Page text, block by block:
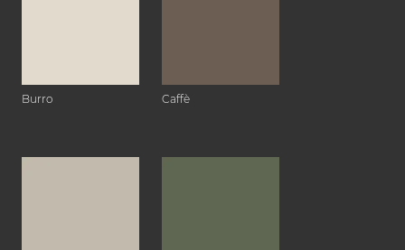
Burro Caffè